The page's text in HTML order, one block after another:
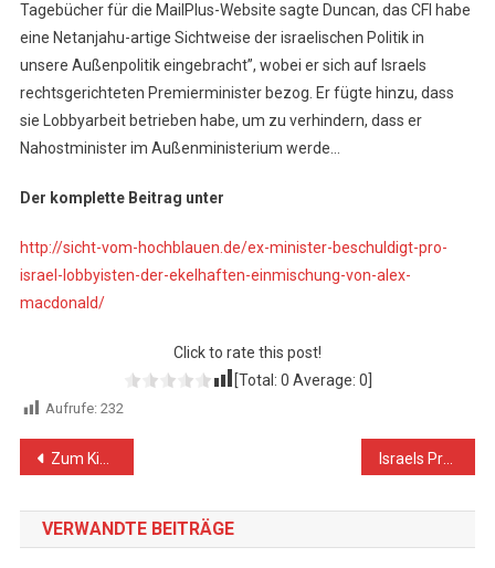
Tagebücher für die MailPlus-Website sagte Duncan, das CFI habe
eine Netanjahu-artige Sichtweise der israelischen Politik in
unsere Außenpolitik eingebracht”, wobei er sich auf Israels
rechtsgerichteten Premierminister bezog. Er fügte hinzu, dass
sie Lobbyarbeit betrieben habe, um zu verhindern, dass er
Nahostminister im Außenministerium werde…
Der komplette Beitrag unter
http://sicht-vom-hochblauen.de/ex-minister-beschuldigt-pro-
israel-lobbyisten-der-ekelhaften-einmischung-von-alex-
macdonald/
Click to rate this post!
[Total: 0 Average: 0
Aufrufe: 232
Beitragsnavigation
Zum Kindertag in Palästina Israels Präsident zu Besuch in Berlin: „Echte Freundschaft“ mit einem Verbrecher?
VERWANDTE BEITRÄGE